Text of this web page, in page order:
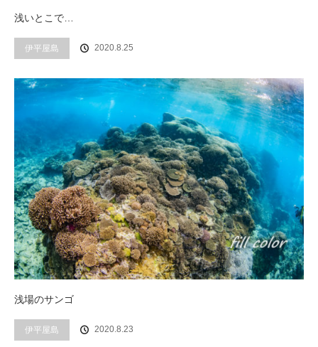
浅いとこで…
伊平屋島 2020.8.25
浅場のサンゴ
伊平屋島 2020.8.23